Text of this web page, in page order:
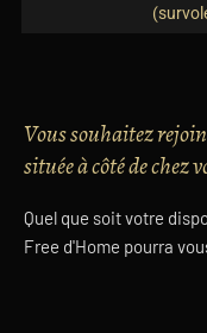
Vous souhaitez
située à côté de chez
Quel que soit votre
Free d'Home pourra